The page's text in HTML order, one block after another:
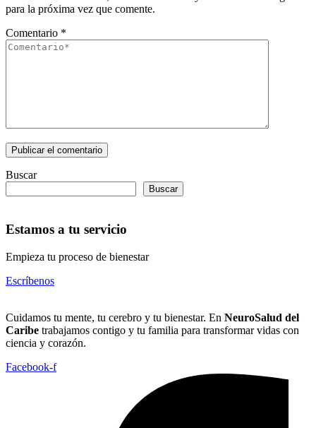
para la próxima vez que comente.
Comentario *
Buscar
Buscar
Estamos a tu servicio
Empieza tu proceso de bienestar
Escríbenos
Cuidamos tu mente, tu cerebro y tu bienestar. En NeuroSalud del
Caribe trabajamos contigo y tu familia para transformar vidas con
ciencia y corazón.
Facebook-f